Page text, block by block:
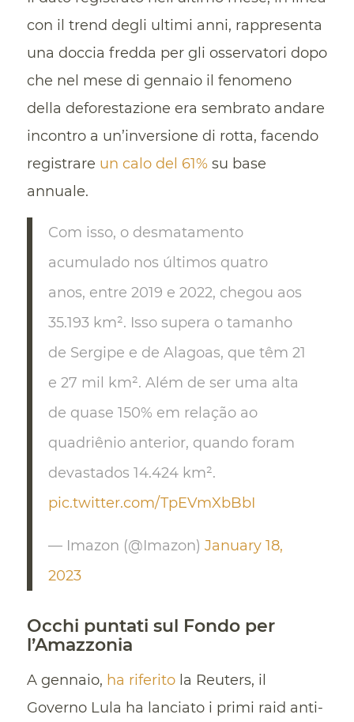
con il trend degli ultimi anni, rappresenta
una doccia fredda per gli osservatori dopo
che nel mese di gennaio il fenomeno
della deforestazione era sembrato andare
incontro a un’inversione di rotta, facendo
registrare un calo del 61%su base
annuale.
Com isso, o desmatamento
acumulado nos últimos quatro
anos, entre 2019 e 2022, chegou aos
35.193 km². Isso supera o tamanho
de Sergipe e de Alagoas, que têm 21
e 27 mil km². Além de ser uma alta
de quase 150% em relação ao
quadriênio anterior, quando foram
devastados 14.424 km².
pic.twitter.com/TpEVmXbBbI
— Imazon (@Imazon) January 18,
2023
Occhi puntati sul Fondo per
l’Amazzonia
A gennaio, ha riferitola Reuters, il
Governo Lula ha lanciato i primi raid anti-